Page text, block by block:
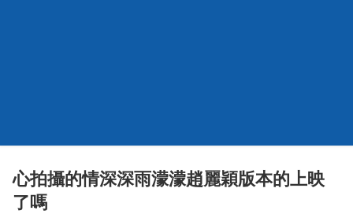
心拍攝的情深深雨濛濛趙麗穎版本的上映
了嗎